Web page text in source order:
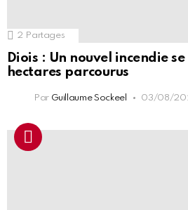
2 Partages
Diois : Un nouvel incendie
hectares parcourus
Par Guillaume Sockeel 03/08/